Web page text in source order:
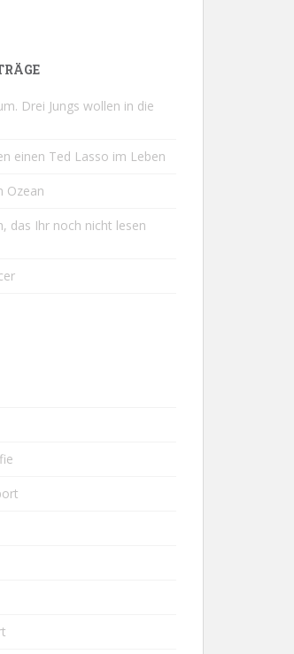
Drei Jungs wollen in die
einen Ted Lasso im Leben
Ozean
das Ihr noch nicht lesen